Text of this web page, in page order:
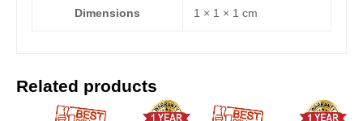
Dimensions 1 × 1 × 1 cm
Related products